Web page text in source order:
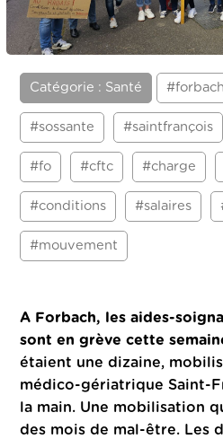
Catégorie : Santé #forbach
#sossante #saintfrançois
#fo #cftc #charge
#conditions #salaires
#mouvement
A Forbach, les aides-
sont en grève cette
étaient une dizaine,
médico-gériatrique Saint-
la main. Une mobilisation
des mois de mal-être. Les